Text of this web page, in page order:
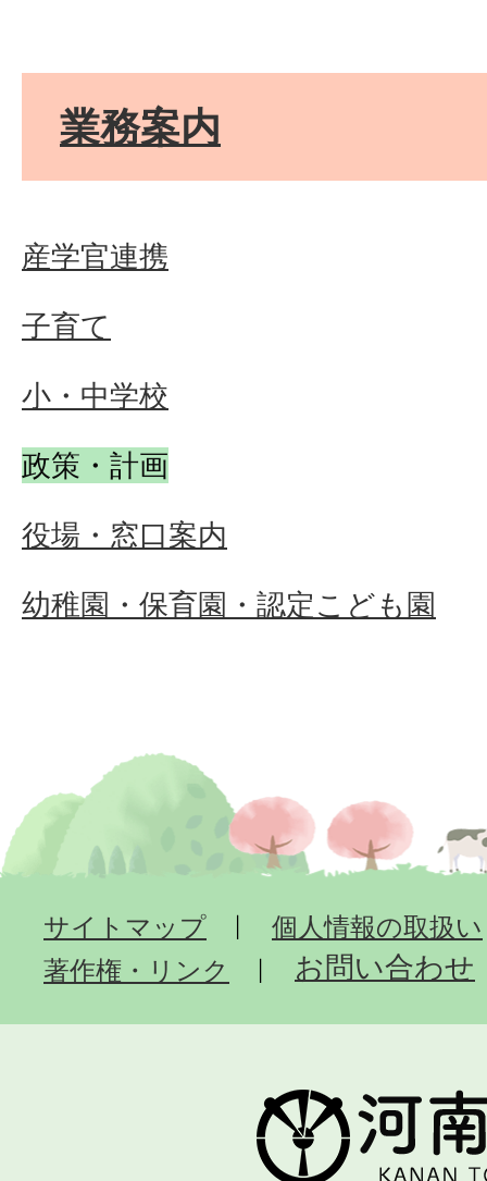
業務案内
産学官連携
子育て
小・中学校
政策・計画
役場・窓口案内
幼稚園・保育園・認定こども園
サイトマップ
個人情報の取扱い
著作権・リンク
お問い合わせ